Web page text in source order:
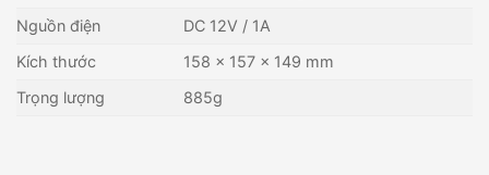
Nguồn điện
DC 12V / 1A
Kích thước
158 x 157 x 149 mm
Trọng lượng
885g